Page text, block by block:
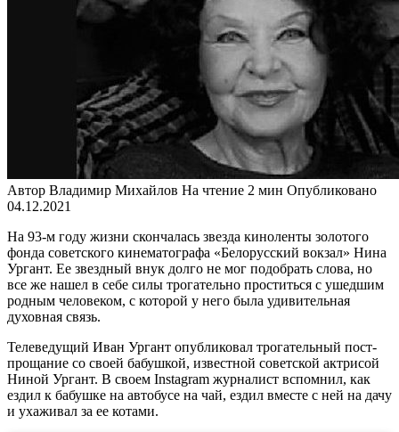
Автор Владимир Михайлов На чтение 2 мин Опубликовано
04.12.2021
На 93-м году жизни скончалась звезда киноленты золотого
фонда советского кинематографа «Белорусский вокзал» Нина
Ургант. Ее звездный внук долго не мог подобрать слова, но
все же нашел в себе силы трогательно проститься с ушедшим
родным человеком, с которой у него была удивительная
духовная связь.
Телеведущий Иван Ургант опубликовал трогательный пост-
прощание со своей бабушкой, известной советской актрисой
Ниной Ургант. В своем Instagram журналист вспомнил, как
ездил к бабушке на автобусе на чай, ездил вместе с ней на дачу
и ухаживал за ее котами.